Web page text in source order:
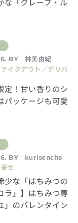
な「クレープ・ル
BY
林美由紀
イクアウト／デリバ
定！甘い香りのシ
パッケージも可愛
BY
kurisencho
せ
少な「はちみつの
ラ」】はちみつ専
」のバレンタイン